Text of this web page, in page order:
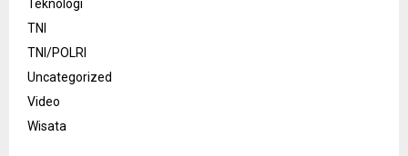
Teknologi
TNI
TNI/POLRI
Uncategorized
Video
Wisata